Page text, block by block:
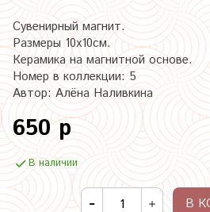
Сувенирный магнит.
Размеры 10х10см.
Керамика на магнитной основе.
Номер в коллекции: 5
Автор: Алёна Наливкина
650 р
В наличии
В